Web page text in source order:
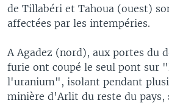
de Tillabéri et Tahoua (ouest)
affectées par les intempéries.
A Agadez (nord), aux portes du
furie ont coupé le seul pont sur
l'uranium", isolant pendant
minière d'Arlit du reste du pays,